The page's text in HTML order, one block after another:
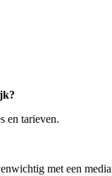
en tarieven.
met een